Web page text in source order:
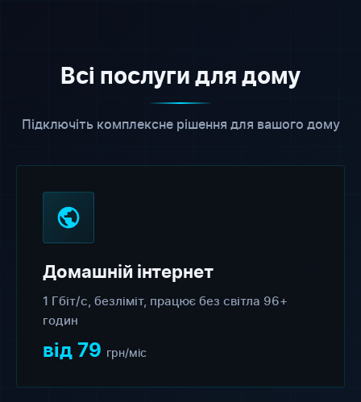
Всі послуги для дому
Підключіть комплексне рішення для вашого дому
Домашній інтернет
1 Гбіт/с, безліміт, працює без світла 96+
годин
від 79 грн/міс